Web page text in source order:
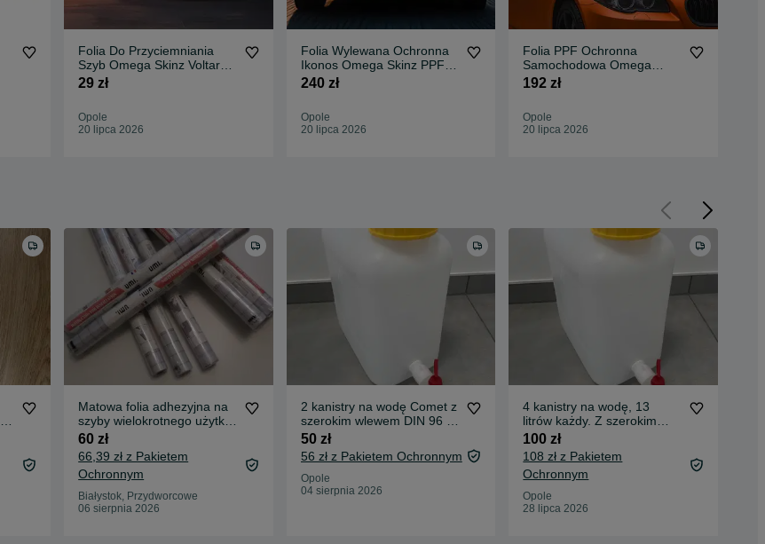
Folia Do Przyciemniania
Szyb Omega Skinz Voltar
Elite 05 0,5x1m
29 zł
Opole
20 lipca 2026
Folia Wylewana Ochronna
Ikonos Omega Skinz PPF
Black Gloss 1,525X1
240 zł
Opole
20 lipca 2026
Folia PPF Ochronna
Samochodowa Omega
Skinz Clear Matt 1,525X1
192 zł
Opole
20 lipca 2026
Matowa folia adhezyjna na
szyby wielokrotnego użytku-
4 rolki
60 zł
66,39 zł z Pakietem
Ochronnym
Białystok, Przydworcowe
06 sierpnia 2026
2 kanistry na wodę Comet z
szerokim wlewem DIN 96 i
kranikiem, 13 litrów
50 zł
56 zł z Pakietem Ochronnym
Opole
04 sierpnia 2026
4 kanistry na wodę, 13
litrów każdy. Z szerokim
wlewem DIN 96
100 zł
108 zł z Pakietem
Ochronnym
Opole
28 lipca 2026